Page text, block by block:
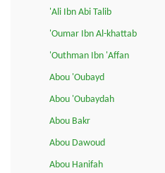
'Ali Ibn Abi Talib
'Oumar Ibn Al-khattab
'Outhman Ibn 'Affan
Abou 'Oubayd
Abou 'Oubaydah
Abou Bakr
Abou Dawoud
Abou Hanifah